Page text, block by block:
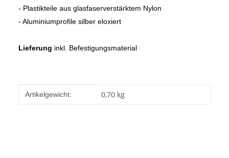
- Plastikteile aus glasfaserverstärktem Nylon
- Aluminiumprofile silber eloxiert
Lieferung inkl. Befestigungsmaterial
Produkteigenschaft
Wert
Artikelgewicht: 0,70 kg